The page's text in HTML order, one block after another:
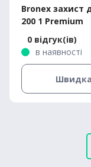
Bronex захист
200 1 Premium
0 відгук(ів)
в наявності